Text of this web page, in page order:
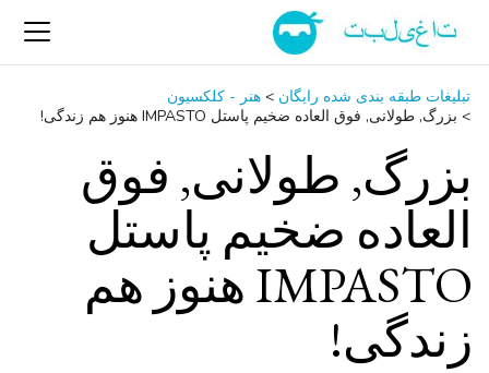
تبلیغات طبقه بندی شده رایگان > هنر - کلکسیون
> بزرگ, طولانی, فوق العاده ضخیم پاستل IMPASTO هنوز هم زندگی!
بزرگ, طولانی, فوق
العاده ضخیم پاستل
IMPASTO هنوز هم
زندگی!